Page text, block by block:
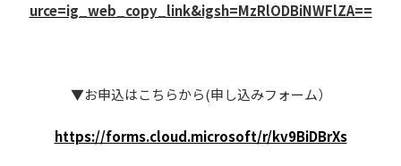
urce=ig_web_copy_link&igsh=MzRlODBiNWFlZA==
▼お申込はこちらから(申し込みフォーム）
https://forms.cloud.microsoft/r/kv9BiDBrXs